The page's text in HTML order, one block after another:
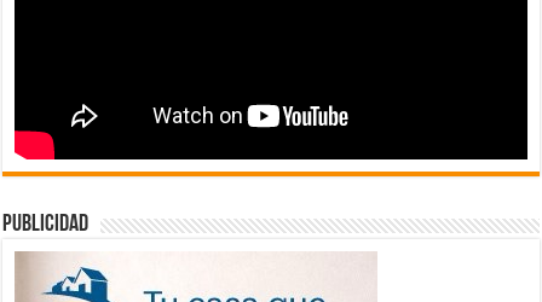
publicidad